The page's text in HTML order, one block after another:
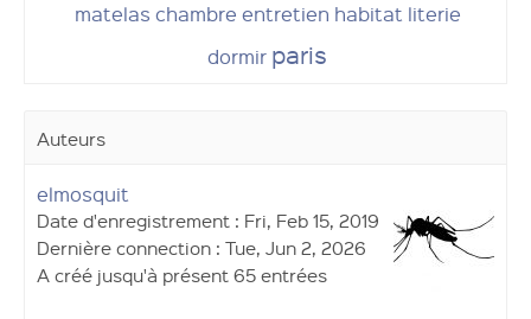
matelas chambre entretien habitat literie
dormir paris
Auteurs
elmosquit
Date d'enregistrement : Fri, Feb 15, 2019
Dernière connection : Tue, Jun 2, 2026
A créé jusqu'à présent 65 entrées